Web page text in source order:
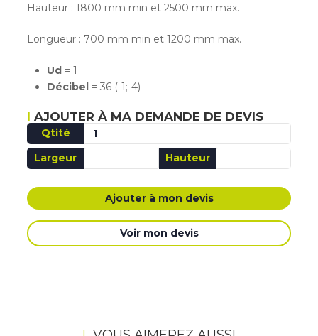
Hauteur : 1800 mm min et 2500 mm max.
Longueur : 700 mm min et 1200 mm max.
Ud = 1
Décibel = 36 (-1;-4)
AJOUTER À MA DEMANDE DE DEVIS
Qtité
Largeur
Hauteur
Ajouter à mon devis
Voir mon devis